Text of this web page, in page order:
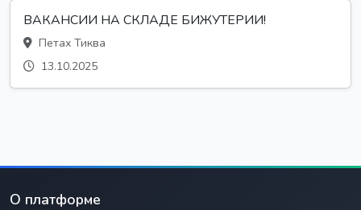
ВАКАНСИИ НА СКЛАДЕ БИЖУТЕРИИ!
Петах Тиква
13.10.2025
О платформе